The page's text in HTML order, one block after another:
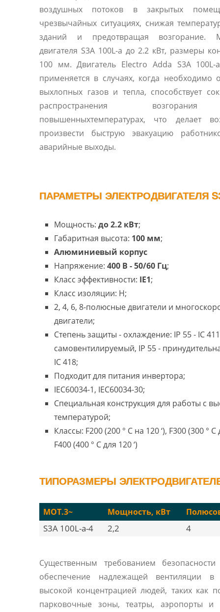
воздушных потоков в закрытых
чрезвычайных ситуациях, снижая
зданий и предотвращая возгорание.
двигателя S3A 100L-a до 2.2 кВт, размеры
100 мм. Двигатель Electro Adda S3A 100L-
применяется в случаях, когда необходимо
выхлопных газов и тепла, способствует
распространения
повышенныхтемпературах, что делает
произвести быструю эвакуацию
аварийные выходы.
ПАРАМЕТРЫ ЭЛЕКТРОДВИГАТЕЛЯ
Мощность: до 2.2 кВт;
Габаритная высота: 100 мм;
Алюминиевый корпус
Напряжение: 400 В - 50/60 Гц;
Класс эффективности: IE1;
Класс изоляции: H;
2, 4, 6, 8-полюсные двигатели и
двигатели;
Степень защиты - охлаждение: IP 55 - IC 411
самовентилируемый, IP 55 -
IC 418;
Подходит для питания инвертора;
IEC60034-1, IEC60034-30;
Специальная конструкция для работы с
температурой;
Классы: F200 (200 ° C на 120 ‘), F300 (300 ° C
F400 (400 ° C для 120 ‘)
ТИПОРАЗМЕРЫ
MOT.3~ Мощность, кВт
S3A 100L-a-4 2,2 4
Существенным требованием безопасности
обеспечение надлежащей вентиляции
высокой концентрацией людей, таких как
парковочные зоны, театры, аэропорты и